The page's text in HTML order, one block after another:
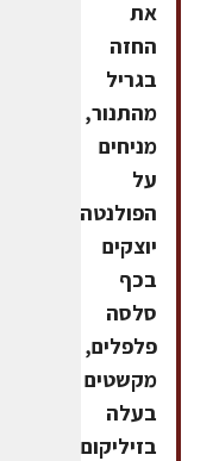
את
החזה
בגריל
מהתנור,
מניחים
על
הפולנטה.
יוצקים
בכף
סלסה
פלפלים,
מקשטים
בעלה
בזיליקום